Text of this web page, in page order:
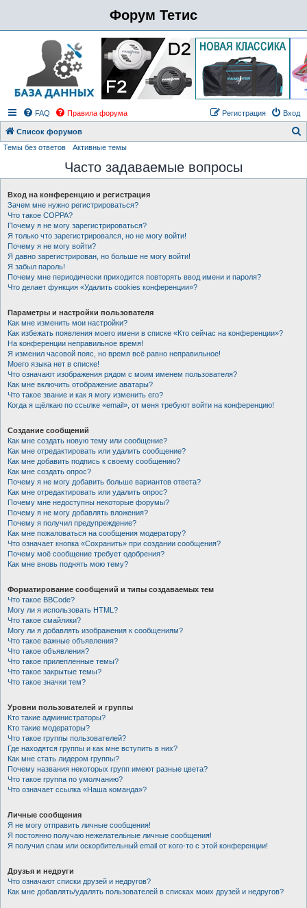
Форум Тетис
FAQ Правила форума Вход
Регистрация
Список форумов
с
Темы без ответов Активные темы
Часто задаваемые вопросы
Вход на конференцию и регистрация
Зачем мне нужно регистрироваться?
Что такое COPPA?
Почему я не могу зарегистрироваться?
Я только что зарегистрировался, но не могу войти!
Почему я не могу войти?
Я давно зарегистрирован, но больше не могу войти!
Я забыл пароль!
Почему мне периодически приходится повторять ввод имени и пароля?
Что делает функция «Удалить cookies конференции»?
Параметры и настройки пользователя
Как мне изменить мои настройки?
Как избежать появления моего имени в списке «Кто сейчас на конференции»?
На конференции неправильное время!
Я изменил часовой пояс, но время всё равно неправильное!
Моего языка нет в списке!
Что означают изображения рядом с моим именем пользователя?
Как мне включить отображение аватары?
Что такое звание и как я могу изменить его?
Когда я щёлкаю по ссылке «email», от меня требуют войти на конференцию!
Создание сообщений
Как мне создать новую тему или сообщение?
Как мне отредактировать или удалить сообщение?
Как мне добавить подпись к своему сообщению?
Как мне создать опрос?
Почему я не могу добавить больше вариантов ответа?
Как мне отредактировать или удалить опрос?
Почему мне недоступны некоторые форумы?
Почему я не могу добавлять вложения?
Почему я получил предупреждение?
Как мне пожаловаться на сообщения модератору?
Что означает кнопка «Сохранить» при создании сообщения?
Почему моё сообщение требует одобрения?
Как мне вновь поднять мою тему?
Форматирование сообщений и типы создаваемых тем
Что такое BBCode?
Могу ли я использовать HTML?
Что такое смайлики?
Могу ли я добавлять изображения к сообщениям?
Что такое важные объявления?
Что такое объявления?
Что такое прилепленные темы?
Что такое закрытые темы?
Что такое значки тем?
Уровни пользователей и группы
Кто такие администраторы?
Кто такие модераторы?
Что такое группы пользователей?
Где находятся группы и как мне вступить в них?
Как мне стать лидером группы?
Почему названия некоторых групп имеют разные цвета?
Что такое группа по умолчанию?
Что означает ссылка «Наша команда»?
Личные сообщения
Я не могу отправить личные сообщения!
Я постоянно получаю нежелательные личные сообщения!
Я получил спам или оскорбительный email от кого-то с этой конференции!
Друзья и недруги
Что означают списки друзей и недругов?
Как мне добавлять/удалять пользователей в списках моих друзей и недругов?